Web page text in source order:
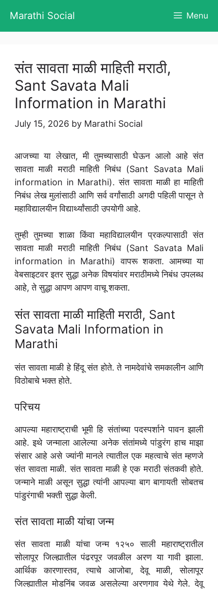
content
Marathi Social Menu
संत सावता माळी माहिती मराठी,
Sant Savata Mali
Information in Marathi
July 15, 2026 by Marathi Social
आजच्या या लेखात, मी तुमच्यासाठी घेऊन आलो आहे संत
सावता माळी मराठी माहिती निबंध (Sant Savata Mali
information in Marathi). संत सावता माळी हा माहिती
निबंध लेख मुलांसाठी आणि सर्व वर्गांसाठी अगदी पहिली पासून ते
महाविद्यालयीन विद्यार्थ्यांसाठी उपयोगी आहे.
तुम्ही तुमच्या शाळा किंवा महाविद्यालयीन प्रकल्पासाठी संत
सावता माळी मराठी माहिती निबंध (Sant Savata Mali
information in Marathi) वापरू शकता. आमच्या या
वेबसाइटवर इतर सुद्धा अनेक विषयांवर मराठीमध्ये निबंध उपलब्ध
आहे, ते सुद्धा आपण आपण वाचू शकता.
संत सावता माळी माहिती मराठी, Sant
Savata Mali Information in
Marathi
संत सावता माळी हे हिंदू संत होते. ते नामदेवांचे समकालीन आणि
विठोबाचे भक्त होते.
परिचय
आपल्या महाराष्ट्राची भूमी हि संतांच्या पदस्पर्शाने पावन झाली
आहे. इथे जन्माला आलेल्या अनेक संतांमध्ये पांडुरंग हाच माझा
संसार आहे असे ज्यांनी मानले त्यातील एक महत्वाचे संत म्हणजे
संत सावता माळी. संत सावता माळी हे एक मराठी संतकवी होते.
जन्माने माळी असून सुद्धा त्यांनी आपल्या बाग बागायती सोबतच
पांडुरंगाची भक्ती सुद्धा केली.
संत सावता माळी यांचा जन्म
संत सावता माळी यांचा जन्म १२५० साली महाराष्ट्रातील
सोलापूर जिल्ह्यातील पंढरपूर जवळील अरण या गावी झाला.
आर्थिक कारणास्तव, त्याचे आजोबा, देवू माळी, सोलापूर
जिल्ह्यातील मोडनिंब जवळ असलेल्या अरणगाव येथे गेले. देवू